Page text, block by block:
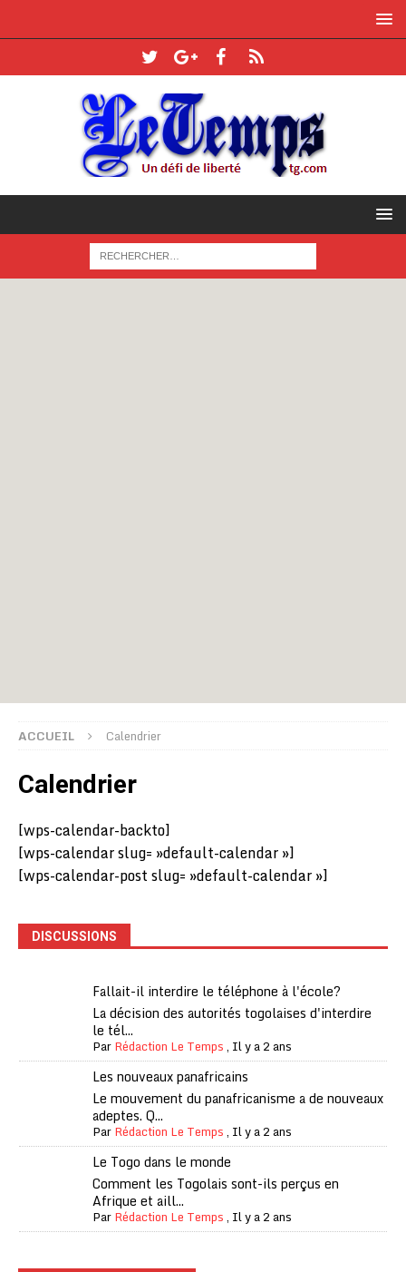
ACCUEIL Calendrier
Calendrier
[wps-calendar-backto]
[wps-calendar slug= »default-calendar »]
[wps-calendar-post slug= »default-calendar »]
DISCUSSIONS
Fallait-il interdire le téléphone à l'école?
La décision des autorités togolaises d'interdire
le tél...
ParRédaction Le Temps, Il y a 2 ans
Les nouveaux panafricains
Le mouvement du panafricanisme a de nouveaux
adeptes. Q...
ParRédaction Le Temps, Il y a 2 ans
Le Togo dans le monde
Comment les Togolais sont-ils perçus en
Afrique et aill...
ParRédaction Le Temps, Il y a 2 ans